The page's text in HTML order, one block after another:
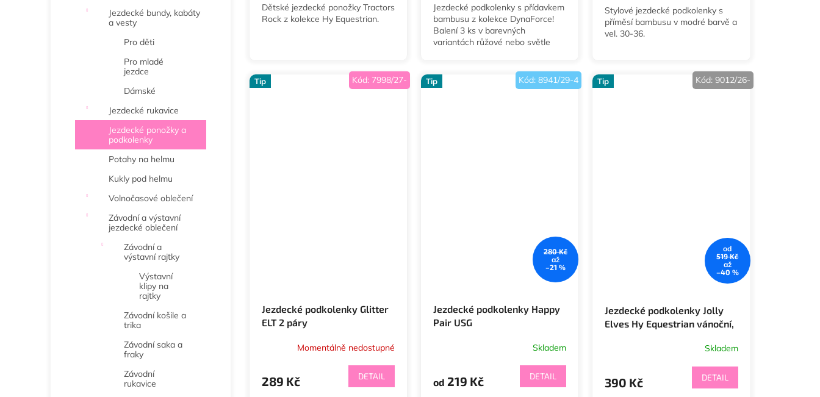
Jezdecké bundy, kabáty
a vesty
Pro děti
Pro mladé
jezdce
Dámské
Jezdecké rukavice
Jezdecké ponožky a
podkolenky
Potahy na helmu
Kukly pod helmu
Volnočasové oblečení
Závodní a výstavní
jezdecké oblečení
Závodní a
výstavní rajtky
Výstavní
klipy na
rajtky
Závodní košile a
trika
Závodní saka a
fraky
Závodní
rukavice
Dětské jezdecké ponožky Tractors
Rock z kolekce Hy Equestrian.
Jezdecké podkolenky s přídavkem
bambusu z kolekce DynaForce!
Balení 3 ks v barevných
variantách růžové nebo světle
Stylové jezdecké podkolenky s
příměsí bambusu v modré barvě a
vel. 30-36.
Tip
Jezdecké podkolenky Glitter
ELT 2 páry
Momentálně nedostupné
289 Kč DETAIL
Kód: 7998/27- Tip
280 Kč
až
–21 %
Jezdecké podkolenky Happy
Pair USG
Skladem
od 219 Kč DETAIL
Kód: 8941/29-4 Tip
od
519 Kč
až
–40 %
Jezdecké podkolenky Jolly
Elves Hy Equestrian vánoční,
Skladem
390 Kč DETAIL
Kód: 9012/26-